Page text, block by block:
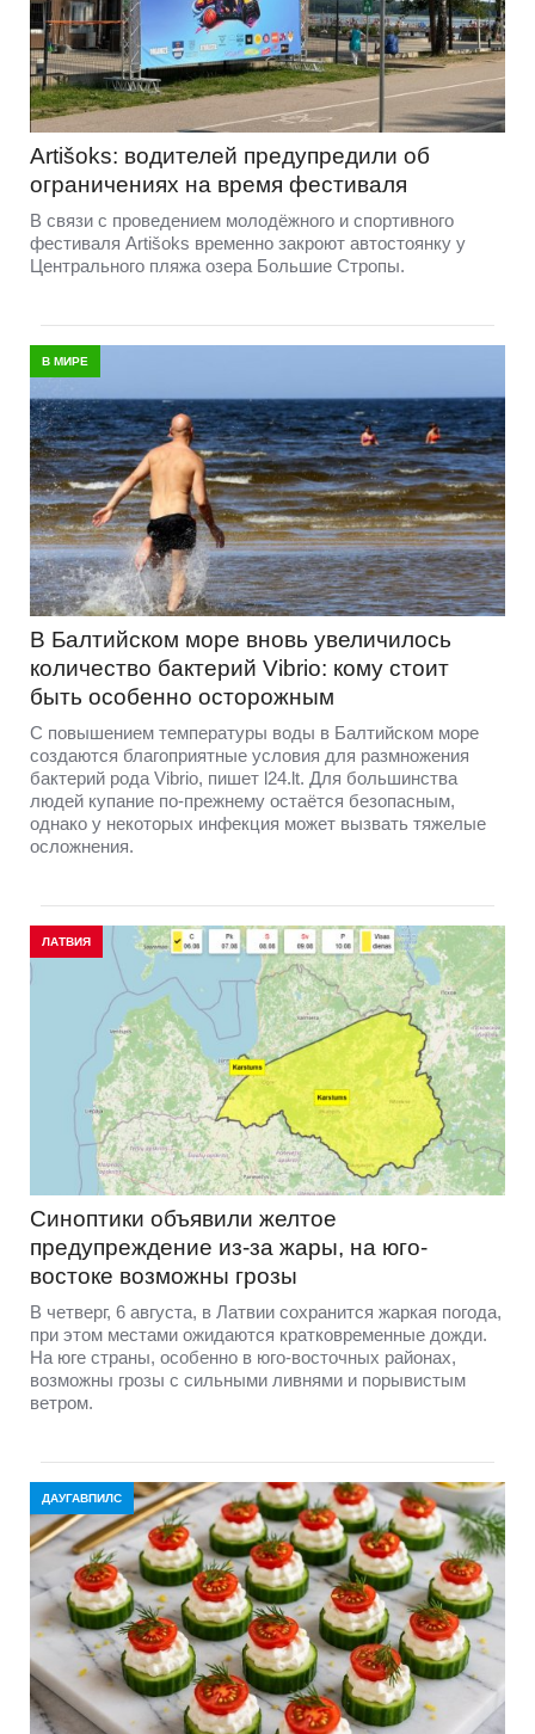
Artišoks: водителей предупредили об
ограничениях на время фестиваля
В связи с проведением молодёжного и спортивного
фестиваля Artišoks временно закроют автостоянку у
Центрального пляжа озера Большие Стропы.
В МИРЕ
В Балтийском море вновь увеличилось
количество бактерий Vibrio: кому стоит
быть особенно осторожным
С повышением температуры воды в Балтийском море
создаются благоприятные условия для размножения
бактерий рода Vibrio, пишет l24.lt. Для большинства
людей купание по-прежнему остаётся безопасным,
однако у некоторых инфекция может вызвать тяжелые
осложнения.
ЛАТВИЯ
Синоптики объявили желтое
предупреждение из-за жары, на юго-
востоке возможны грозы
В четверг, 6 августа, в Латвии сохранится жаркая погода,
при этом местами ожидаются кратковременные дожди.
На юге страны, особенно в юго-восточных районах,
возможны грозы с сильными ливнями и порывистым
ветром.
ДАУГАВПИЛС